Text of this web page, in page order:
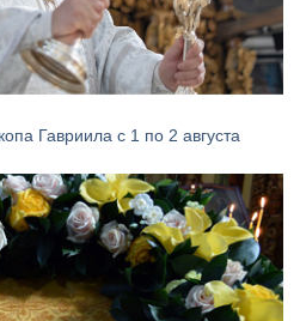
Гавриила с 1 по 2 августа